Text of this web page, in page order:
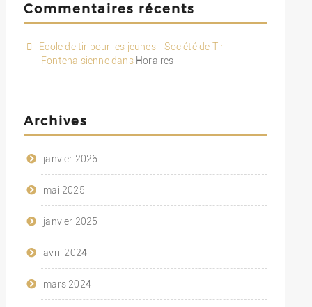
Commentaires récents
Ecole de tir pour les jeunes - Société de Tir
Fontenaisiennedans Horaires
Archives
janvier 2026
mai 2025
janvier 2025
avril 2024
mars 2024